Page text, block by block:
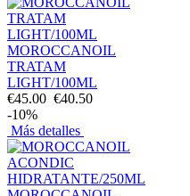
MOROCCANOIL
TRATAM
LIGHT/100ML
€45.00 €40.50
-10%
Más detalles